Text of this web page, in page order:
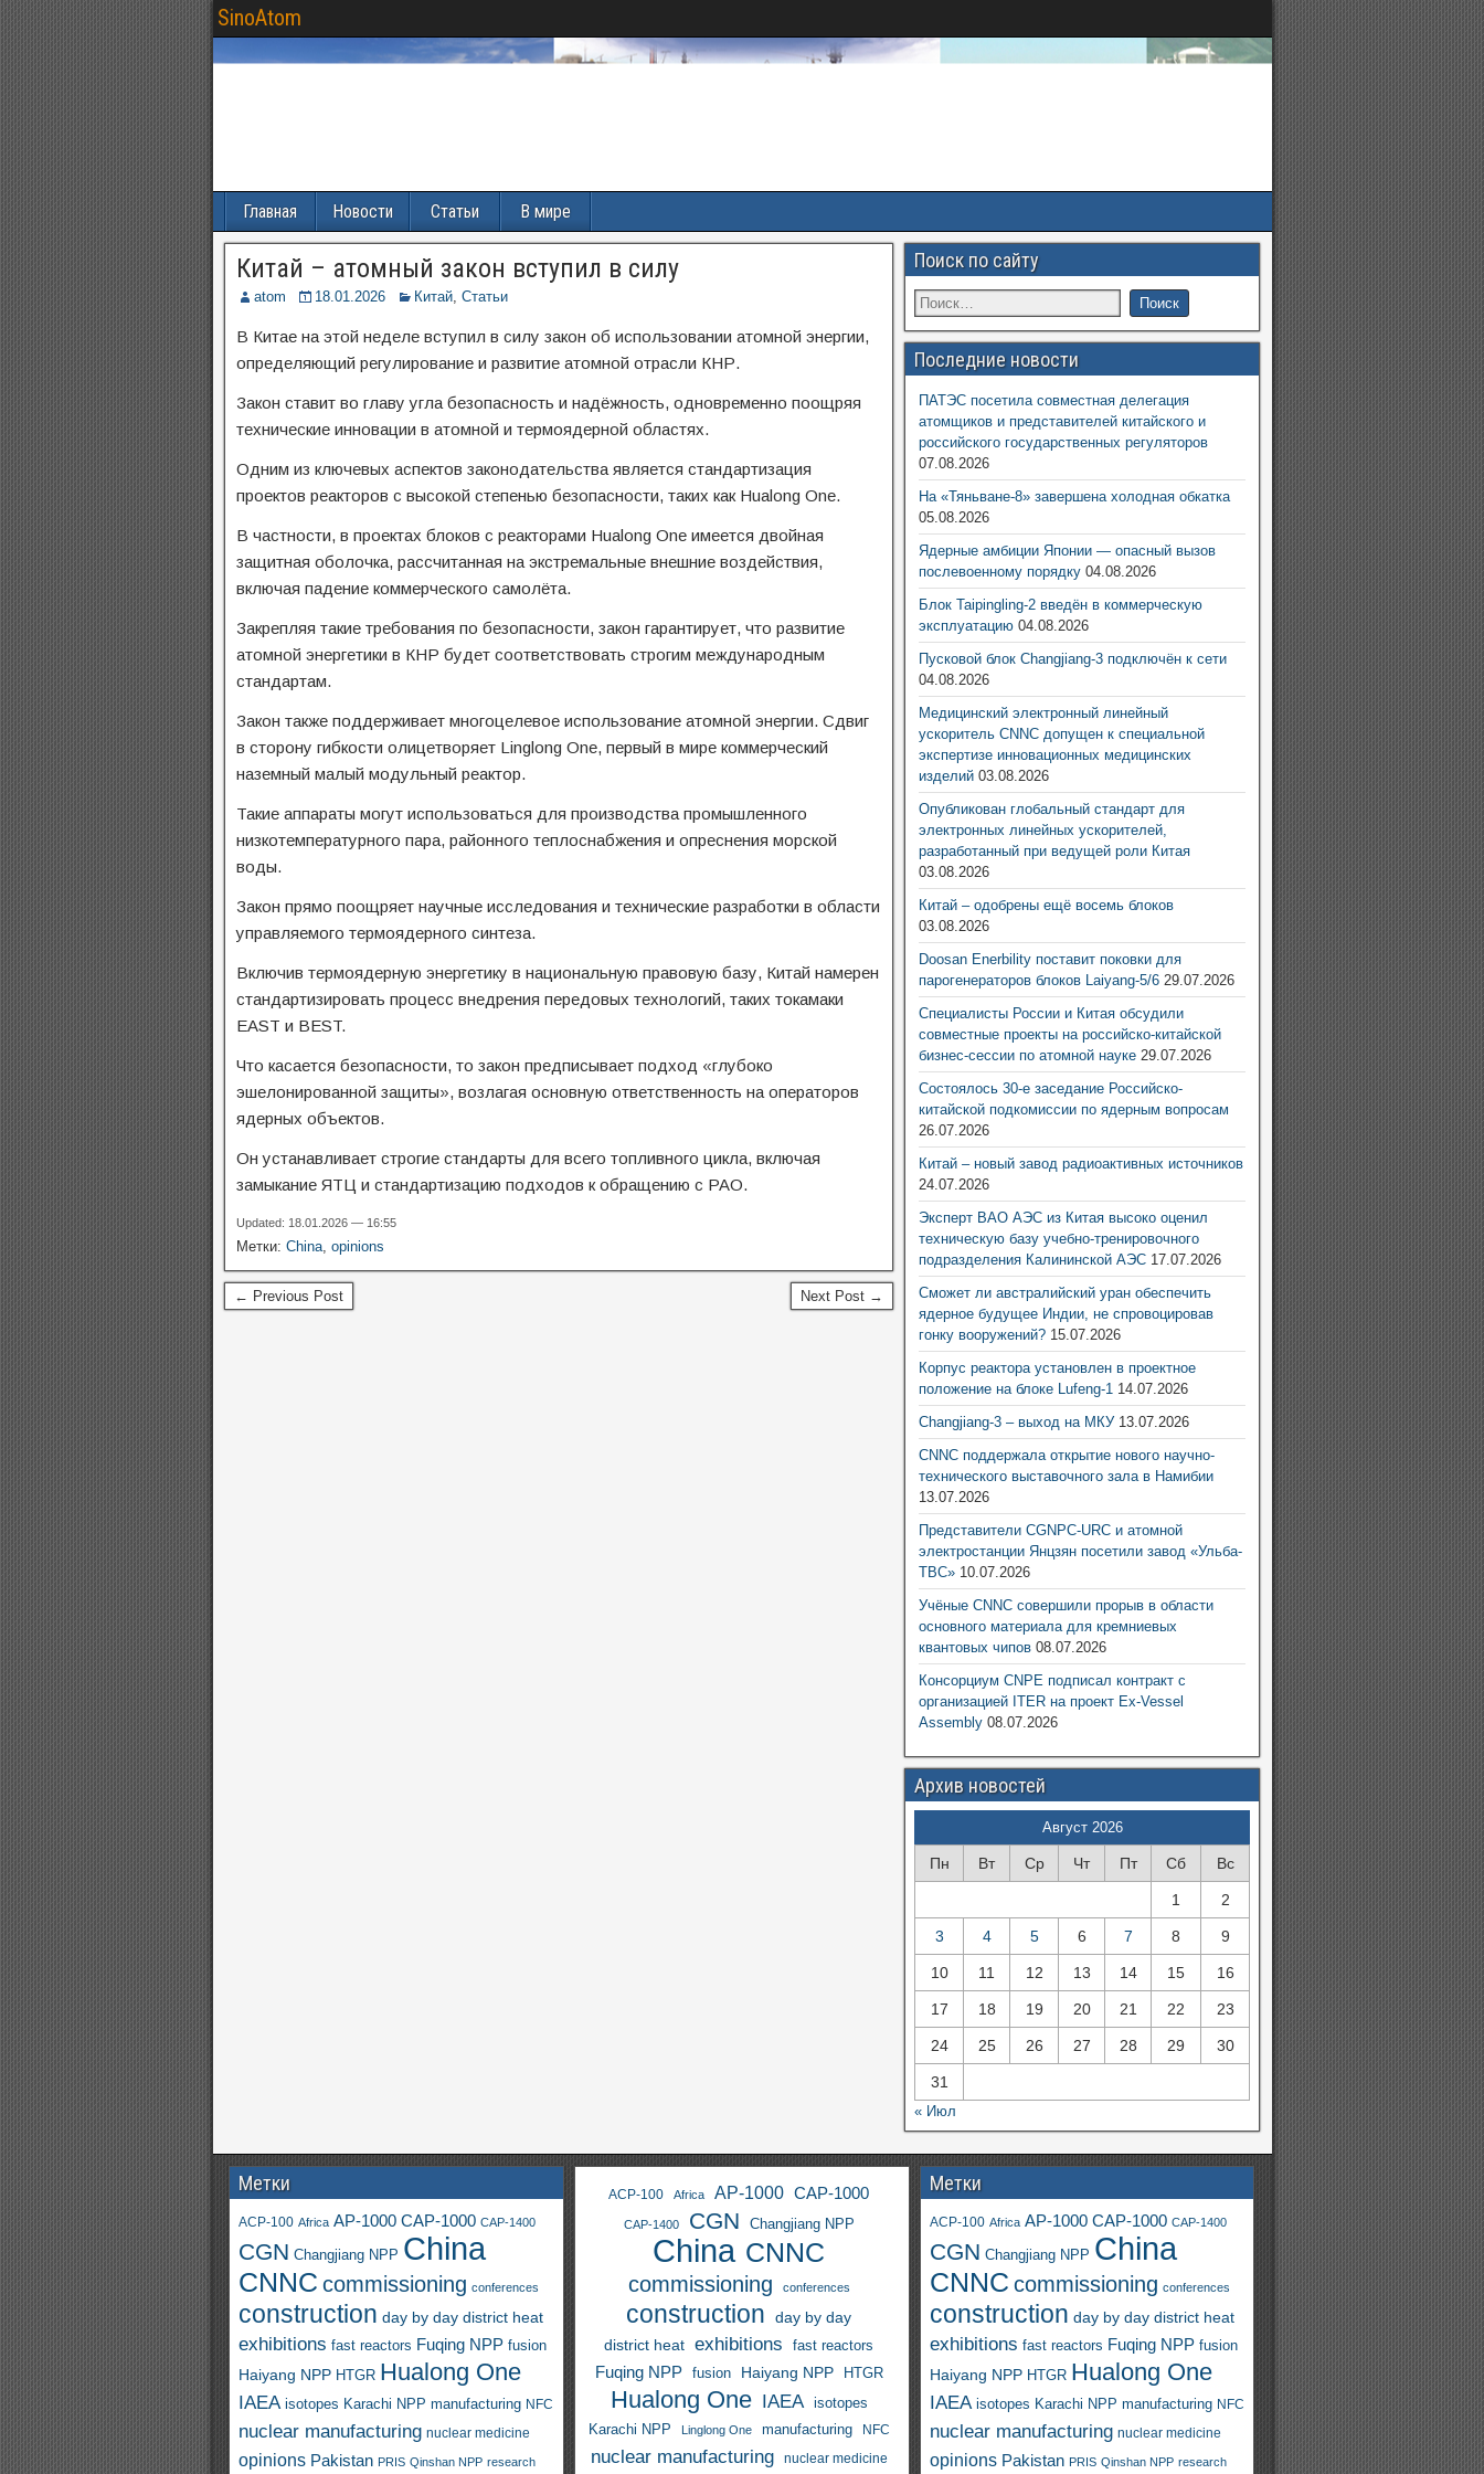
SinoAtom
Главная Новости Статьи В мире
Китай – атомный закон вступил в силу
atom 18.01.2026 Китай, Статьи
В Китае на этой неделе вступил в силу закон об использовании атомной энергии,
определяющий регулирование и развитие атомной отрасли КНР.
Закон ставит во главу угла безопасность и надёжность, одновременно поощряя
технические инновации в атомной и термоядерной областях.
Одним из ключевых аспектов законодательства является стандартизация
проектов реакторов с высокой степенью безопасности, таких как Hualong One.
В частности, в проектах блоков с реакторами Hualong One имеется двойная
защитная оболочка, рассчитанная на экстремальные внешние воздействия,
включая падение коммерческого самолёта.
Закрепляя такие требования по безопасности, закон гарантирует, что развитие
атомной энергетики в КНР будет соответствовать строгим международным
стандартам.
Закон также поддерживает многоцелевое использование атомной энергии. Сдвиг
в сторону гибкости олицетворяет Linglong One, первый в мире коммерческий
наземный малый модульный реактор.
Такие аппараты могут использоваться для производства промышленного
низкотемпературного пара, районного теплоснабжения и опреснения морской
воды.
Закон прямо поощряет научные исследования и технические разработки в области
управляемого термоядерного синтеза.
Включив термоядерную энергетику в национальную правовую базу, Китай намерен
стандартизировать процесс внедрения передовых технологий, таких токамаки
EAST и BEST.
Что касается безопасности, то закон предписывает подход «глубоко
эшелонированной защиты», возлагая основную ответственность на операторов
ядерных объектов.
Он устанавливает строгие стандарты для всего топливного цикла, включая
замыкание ЯТЦ и стандартизацию подходов к обращению с РАО.
Updated: 18.01.2026 — 16:55
Метки: China, opinions
← Previous Post Next Post →
Поиск по сайту
Последние новости
ПАТЭС посетила совместная делегация
атомщиков и представителей китайского и
российского государственных регуляторов
07.08.2026
На «Тяньване-8» завершена холодная обкатка
05.08.2026
Ядерные амбиции Японии — опасный вызов
послевоенному порядку 04.08.2026
Блок Taipingling-2 введён в коммерческую
эксплуатацию 04.08.2026
Пусковой блок Changjiang-3 подключён к сети
04.08.2026
Медицинский электронный линейный
ускоритель CNNC допущен к специальной
экспертизе инновационных медицинских
изделий 03.08.2026
Опубликован глобальный стандарт для
электронных линейных ускорителей,
разработанный при ведущей роли Китая
03.08.2026
Китай – одобрены ещё восемь блоков
03.08.2026
Doosan Enerbility поставит поковки для
парогенераторов блоков Laiyang-5/6 29.07.2026
Специалисты России и Китая обсудили
совместные проекты на российско-китайской
бизнес-сессии по атомной науке 29.07.2026
Состоялось 30-е заседание Российско-
китайской подкомиссии по ядерным вопросам
26.07.2026
Китай – новый завод радиоактивных источников
24.07.2026
Эксперт ВАО АЭС из Китая высоко оценил
техническую базу учебно-тренировочного
подразделения Калининской АЭС 17.07.2026
Сможет ли австралийский уран обеспечить
ядерное будущее Индии, не спровоцировав
гонку вооружений? 15.07.2026
Корпус реактора установлен в проектное
положение на блоке Lufeng-1 14.07.2026
Changjiang-3 – выход на МКУ 13.07.2026
CNNC поддержала открытие нового научно-
технического выставочного зала в Намибии
13.07.2026
Представители CGNPC-URC и атомной
электростанции Янцзян посетили завод «Ульба-
ТВС» 10.07.2026
Учёные CNNC совершили прорыв в области
основного материала для кремниевых
квантовых чипов 08.07.2026
Консорциум CNPE подписал контракт с
организацией ITER на проект Ex-Vessel
Assembly 08.07.2026
Архив новостей
Август 2026
Пн Вт Ср Чт Пт Сб Вс
1 2
3 4 5 6 7 8 9
10 11 12 13 14 15 16
17 18 19 20 21 22 23
24 25 26 27 28 29 30
31
« Июл
Метки
ACP-100 Africa AP-1000 CAP-1000 CAP-1400
CGN Changjiang NPP China
CNNC commissioning conferences
construction day by day district heat
exhibitions fast reactors Fuqing NPP fusion
Haiyang NPP HTGR Hualong One
IAEA isotopes Karachi NPP manufacturing NFC
nuclear manufacturing nuclear medicine
opinions Pakistan PRIS Qinshan NPP research
ACP-100 Africa AP-1000 CAP-1000
CAP-1400 CGN Changjiang NPP
China CNNC
commissioning conferences
construction
day by day
district heat
exhibitions fast reactors
Fuqing NPP fusion Haiyang NPP HTGR
Hualong One IAEA
isotopes
Karachi NPP
Linglong One manufacturing NFC
nuclear manufacturing nuclear medicine
Метки
ACP-100 Africa AP-1000 CAP-1000 CAP-1400
CGN Changjiang NPP China
CNNC commissioning conferences
construction day by day district heat
exhibitions fast reactors Fuqing NPP fusion
Haiyang NPP HTGR Hualong One
IAEA isotopes Karachi NPP manufacturing NFC
nuclear manufacturing nuclear medicine
opinions Pakistan PRIS Qinshan NPP research